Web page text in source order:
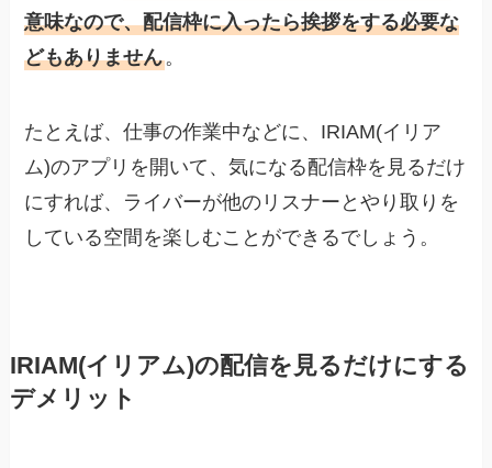
意味なので、配信枠に入ったら挨拶をする必要な
どもありません。
たとえば、仕事の作業中などに、IRIAM(イリア
ム)のアプリを開いて、気になる配信枠を見るだけ
にすれば、ライバーが他のリスナーとやり取りを
している空間を楽しむことができるでしょう。
IRIAM(イリアム)の配信を見るだけにする
デメリット